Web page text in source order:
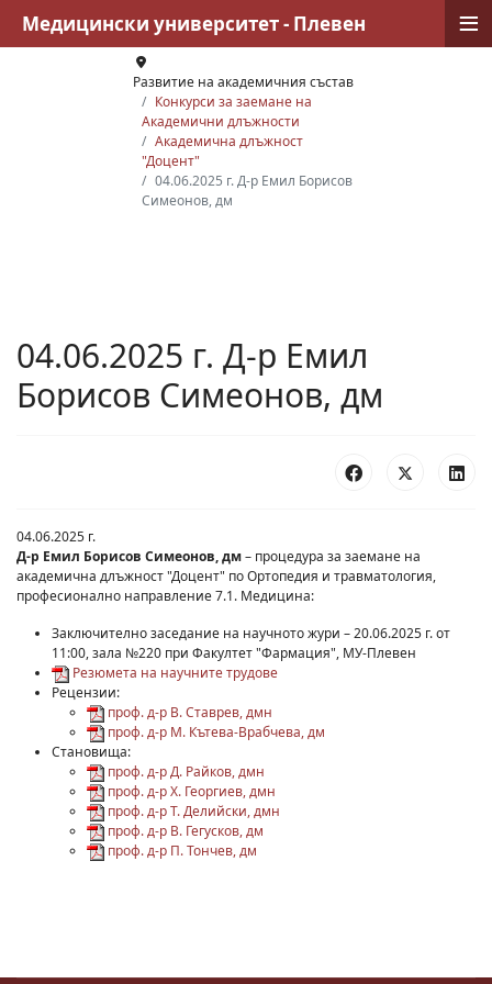
Развитие на академичния състав
Конкурси за заемане на
Академични длъжности
Академична длъжност
"Доцент"
04.06.2025 г. Д-р Емил Борисов
Симеонов, дм
04.06.2025 г. Д-р Емил
Борисов Симеонов, дм
04.06.2025 г.
Д-р Емил Борисов Симеонов, дм– процедура за заемане на
академична длъжност "Доцент" по Ортопедия и травматология,
професионално направление 7.1. Медицина:
Заключително заседание на научното жури – 20.06.2025 г. от
11:00, зала №220 при Факултет "Фармация", МУ-Плевен
Резюмета на научните трудове
Рецензии:
проф. д-р В. Ставрев, дмн
проф. д-р М. Кътева-Врабчева, дм
Становища:
проф. д-р Д. Райков, дмн
проф. д-р Х. Георгиев, дмн
проф. д-р Т. Делийски, дмн
проф. д-р В. Гегусков, дм
проф. д-р П. Тончев, дм
Медицински университет - Плевен ≡